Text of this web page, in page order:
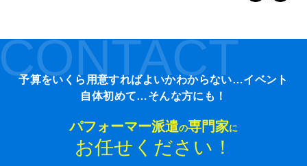
予算をいくら用意すればよいかわからない…イベント
自体初めて…そんな方にも！
パフォーマー派遣の専門家に
お任せください！